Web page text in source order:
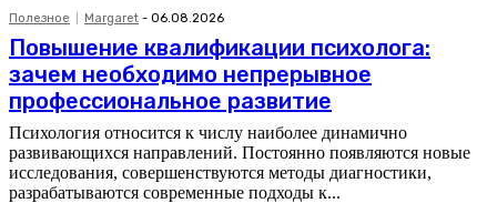
Полезное Margaret - 06.08.2026
Повышение квалификации психолога:
зачем необходимо непрерывное
профессиональное развитие
Психология относится к числу наиболее динамично
развивающихся направлений. Постоянно появляются новые
исследования, совершенствуются методы диагностики,
разрабатываются современные подходы к...